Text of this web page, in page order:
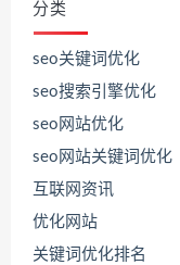
分类
seo关键词优化
seo搜索引擎优化
seo网站优化
seo网站关键词优化
互联网资讯
优化网站
关键词优化排名